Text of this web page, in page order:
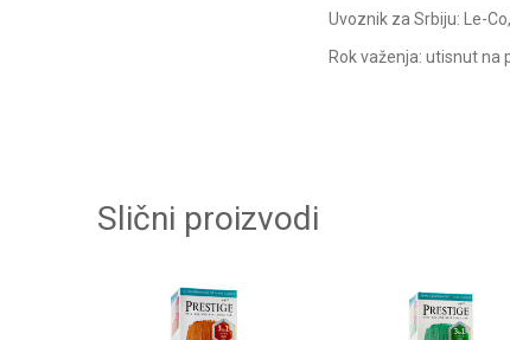
Uvoznik za Srbiju: Le-
Rok važenja: utisnut na
Slični proizvodi